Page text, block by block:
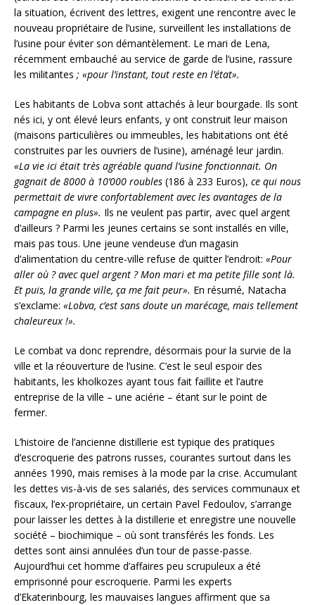
la situation, écrivent des lettres, exigent une rencontre avec le
nouveau propriétaire de l’usine, surveillent les installations de
l’usine pour éviter son démantèlement. Le mari de Lena,
récemment embauché au service de garde de l’usine, rassure
les militantes ; «pour l’instant, tout reste en l’état».
Les habitants de Lobva sont attachés à leur bourgade. Ils sont
nés ici, y ont élevé leurs enfants, y ont construit leur maison
(maisons particulières ou immeubles, les habitations ont été
construites par les ouvriers de l’usine), aménagé leur jardin.
«La vie ici était très agréable quand l’usine fonctionnait. On
gagnait de 8000 à 10’000 roubles (186 à 233 Euros), ce qui nous
permettait de vivre confortablement avec les avantages de la
campagne en plus». Ils ne veulent pas partir, avec quel argent
d’ailleurs ? Parmi les jeunes certains se sont installés en ville,
mais pas tous. Une jeune vendeuse d’un magasin
d’alimentation du centre-ville refuse de quitter l’endroit: «Pour
aller où ? avec quel argent ? Mon mari et ma petite fille sont là.
Et puis, la grande ville, ça me fait peur». En résumé, Natacha
s’exclame: «Lobva, c’est sans doute un marécage, mais tellement
chaleureux !».
Le combat va donc reprendre, désormais pour la survie de la
ville et la réouverture de l’usine. C’est le seul espoir des
habitants, les kholkozes ayant tous fait faillite et l’autre
entreprise de la ville – une aciérie – étant sur le point de
fermer.
L’histoire de l’ancienne distillerie est typique des pratiques
d’escroquerie des patrons russes, courantes surtout dans les
années 1990, mais remises à la mode par la crise. Accumulant
les dettes vis-à-vis de ses salariés, des services communaux et
fiscaux, l’ex-propriétaire, un certain Pavel Fedoulov, s’arrange
pour laisser les dettes à la distillerie et enregistre une nouvelle
société – biochimique – où sont transférés les fonds. Les
dettes sont ainsi annulées d’un tour de passe-passe.
Aujourd’hui cet homme d’affaires peu scrupuleux a été
emprisonné pour escroquerie. Parmi les experts
d’Ekaterinbourg, les mauvaises langues affirment que sa